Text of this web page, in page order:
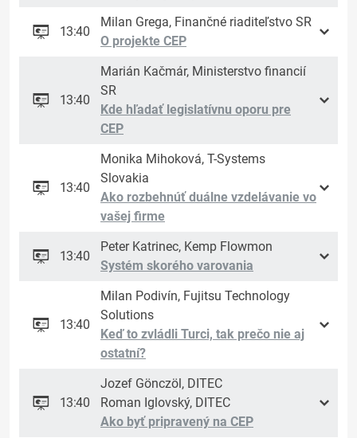
13:40
Milan Grega, Finančné riaditeľstvo SR
O projekte CEP
13:40
Marián Kačmár, Ministerstvo financií
SR
Kde hľadať legislatívnu oporu pre
CEP
13:40
Monika Mihoková, T-Systems
Slovakia
Ako rozbehnúť duálne vzdelávanie vo
vašej firme
13:40
Peter Katrinec, Kemp Flowmon
Systém skorého varovania
13:40
Milan Podivín, Fujitsu Technology
Solutions
Keď to zvládli Turci, tak prečo nie aj
ostatní?
13:40
Jozef Gönczöl, DITEC
Roman Iglovský, DITEC
Ako byť pripravený na CEP